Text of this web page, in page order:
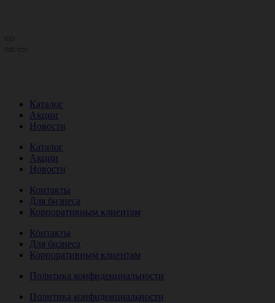
Каталог
Акции
Новости
Каталог
Акции
Новости
Контакты
Для бизнеса
Корпоративным клиентам
Контакты
Для бизнеса
Корпоративным клиентам
Политика конфиденциальности
Политика конфиденциальности